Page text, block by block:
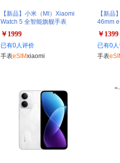
【新品】小米（MI）Xiaomi
Watch 5 全智能旗舰手表
￥1999
已有0人评价
手表eSIMxiaomi
【新品
46mm
￥1399
已有0
手表